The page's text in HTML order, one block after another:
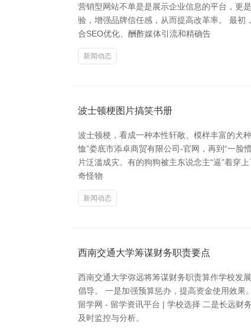
营销型网站不单是是展示企业信息的平台，更
验，增强品牌信任感，从而提高改革率。 最
合SEO优化、酬酢媒体引流和精确告
新闻动态
波士顿梗图片搞笑书册
波士顿梗，看成一种本性轩敞、模样丰富的犬
恤”娄底市添卓商贸有限公司-官网，再到“一脸
片泛滥成灾。有的狗狗被主东说念主“逼”着穿
奇怪物
新闻动态
西南交通大学筹谋财务职责要点
西南交通大学弥远将筹谋财务职责算作学校发
倡导。 一是加强预算惩办，提高资金使用效
留学网 - 留学资讯平台 | 学校选择 二是长远财
及时监控与分析。